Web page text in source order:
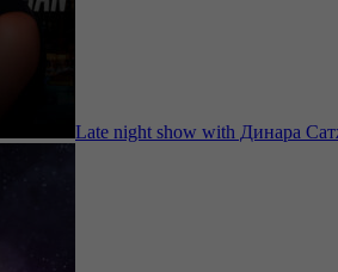
Late night show with Динара